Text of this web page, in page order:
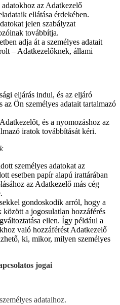
az Adatkezelő
ellátása érdekében.
jelen szabályzat
továbbítja.
adja át a személyes adatait
– Adatkezelőknek, állami
eljárás indul, és az eljáró
az Ön személyes adatait tartalmazó
és a nyomozáshoz az
iratok továbbítását kéri.
személyes adatokat az
esetben papír alapú irattárában
az Adatkezelő más cég
gondoskodik arról, hogy a
között a jogosulatlan hozzáférés
ellen. Így például a
való hozzáférést Adatkezelő
ki, mikor, milyen személyes
jogai
adataihoz.